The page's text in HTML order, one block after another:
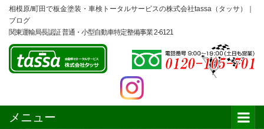
相模原/町田で板金塗装・車検トータルサービスの株式会社tassa（タッサ）｜
ブログ
関東運輸局長認証 普通・小型自動車特定整備事業 2-6121
メニュー